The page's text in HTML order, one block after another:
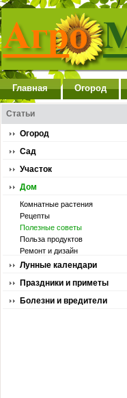
Главная Огород
Статьи
Огород
Сад
Участок
Дом
Комнатные растения
Рецепты
Полезные советы
Польза продуктов
Ремонт и дизайн
Лунные календари
Праздники и приметы
Болезни и вредители